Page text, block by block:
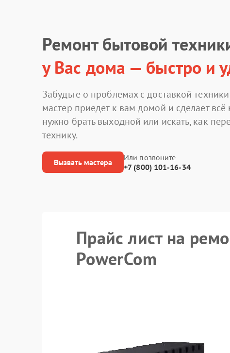
Ремонт бытовой
у Вас дома — быстро и
Забудьте о проблемах с доставкой
мастер приедет к вам домой и сделает
нужно брать выходной или искать, как
технику.
Вызвать мастера
Или позвоните
+7 (800) 101-16-34
Прайс лист на
PowerCom